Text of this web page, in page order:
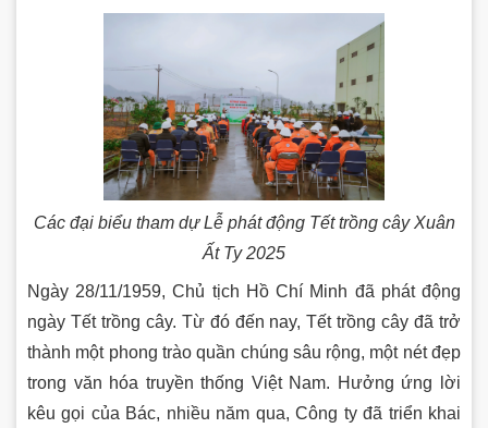
Các đại biểu tham dự Lễ phát động Tết trồng cây Xuân
Ất Ty 2025
Ngày 28/11/1959, Chủ tịch Hồ Chí Minh đã phát động
ngày Tết trồng cây. Từ đó đến nay, Tết trồng cây đã trở
thành một phong trào quần chúng sâu rộng, một nét đẹp
trong văn hóa truyền thống Việt Nam. Hưởng ứng lời
kêu gọi của Bác, nhiều năm qua, Công ty đã triển khai